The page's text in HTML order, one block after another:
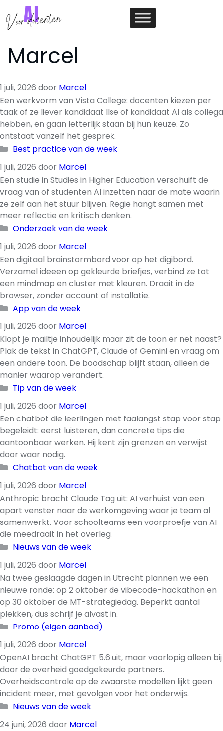
naar
de
Marcel
1 juli, 2026 door Marcel
Een werkvorm van Vista College: docenten kiezen per
taak of ze liever kandidaat Ilse of kandidaat AI als collega
hebben, en gaan letterlijk staan bij hun keuze. Zo
ontstaat vanzelf het gesprek.
Categorieën
Best practice van de week
1 juli, 2026 door Marcel
Een studie in Studies in Higher Education verschuift de
vraag van of studenten AI inzetten naar de mate waarin
ze zelf aan het stuur blijven. Regie hangt samen met
meer reflectie en kritisch denken.
Categorieën
Onderzoek van de week
1 juli, 2026 door Marcel
Een digitaal brainstormbord voor op het digibord.
Verzamel ideeen op gekleurde briefjes, verbind ze tot
een mindmap en cluster met kleuren. Draait in de
browser, zonder account of installatie.
Categorieën
App van de week
1 juli, 2026 door Marcel
Klopt je mailtje inhoudelijk maar zit de toon er net naast?
Plak de tekst in ChatGPT, Claude of Gemini en vraag om
een andere toon. De boodschap blijft staan, alleen de
manier waarop verandert.
Categorieën
Tip van de week
1 juli, 2026 door Marcel
Een chatbot die leerlingen met faalangst stap voor stap
begeleidt: eerst luisteren, dan concrete tips die
aantoonbaar werken. Hij kent zijn grenzen en verwijst
door waar nodig.
Categorieën
Chatbot van de week
1 juli, 2026 door Marcel
Anthropic bracht Claude Tag uit: AI verhuist van een
apart venster naar de werkomgeving waar je team al
samenwerkt. Voor schoolteams een voorproefje van AI
die meedraait in het overleg.
Categorieën
Nieuws van de week
1 juli, 2026 door Marcel
Na twee geslaagde dagen in Utrecht plannen we een
nieuwe ronde: op 2 oktober de vibecode-hackathon en
op 30 oktober de MT-strategiedag. Beperkt aantal
plekken, dus schrijf je alvast in.
Categorieën
Promo (eigen aanbod)
1 juli, 2026 door Marcel
OpenAI bracht ChatGPT 5.6 uit, maar voorlopig alleen bij
door de overheid goedgekeurde partners.
Overheidscontrole op de zwaarste modellen lijkt geen
incident meer, met gevolgen voor het onderwijs.
Categorieën
Nieuws van de week
24 juni, 2026 door Marcel